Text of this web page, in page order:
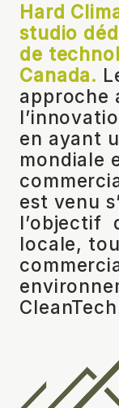
Hard
studio
de
Canada.
approche
en ayant
mondiale
est venu
l’objectif
locale,